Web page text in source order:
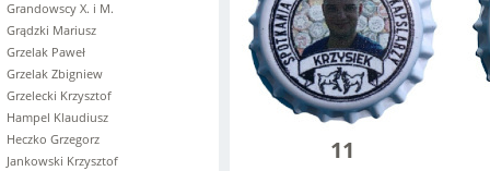
Grandowscy X. i M.
Grądzki Mariusz
Grzelak Paweł
Grzelak Zbigniew
Grzelecki Krzysztof
Hampel Klaudiusz
Heczko Grzegorz
Jankowski Krzysztof
11